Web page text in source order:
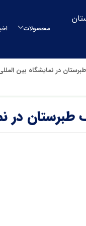
محصولات
در نمایشگاه بین
در